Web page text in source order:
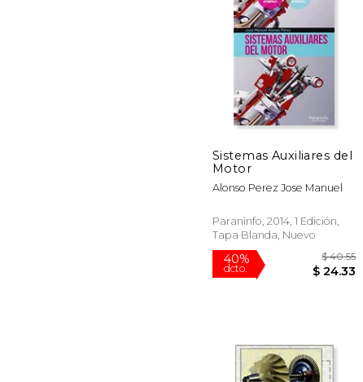
50%
dcto.
Sistemas Auxiliares del
Motor
Alonso Perez Jose Manuel
Paraninfo, 2014, 1 Edición,
Tapa Blanda, Nuevo